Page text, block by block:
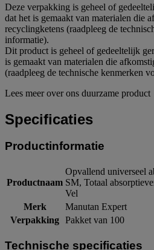
Deze verpakking is geheel of
dat het is gemaakt van materialen die
recyclingketens (raadpleeg de
informatie).
Dit product is geheel of gedeeltelijk
is gemaakt van materialen die
(raadpleeg de technische kenmerken
Lees meer over ons duurzame product
Specificaties
Productinformatie
Productnaam
Opvallend universeel
SM, Totaal
Vel
Merk
Manutan Expert
Verpakking Pakket van 100
Technische specificaties